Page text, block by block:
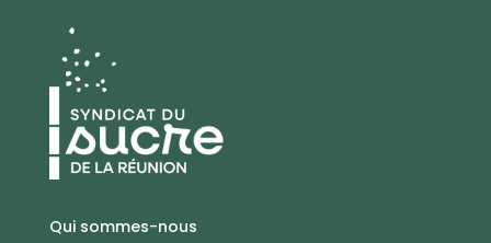
Qui sommes-nous